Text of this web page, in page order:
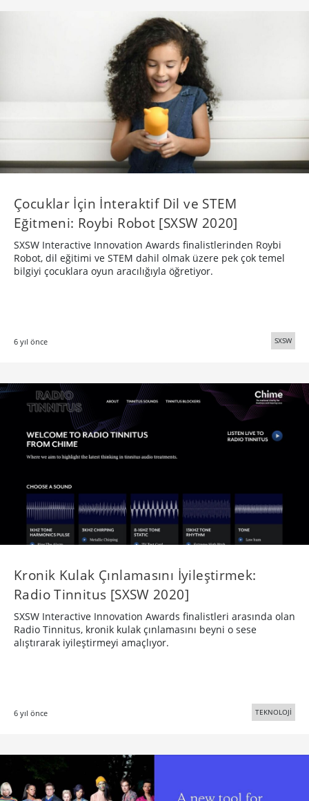
Çocuklar İçin İnteraktif Dil ve STEM
Eğitmeni: Roybi Robot [SXSW 2020]
SXSW Interactive Innovation Awards finalistlerinden Roybi
Robot, dil eğitimi ve STEM dahil olmak üzere pek çok temel
bilgiyi çocuklara oyun aracılığıyla öğretiyor.
6 yıl önce SXSW
Kronik Kulak Çınlamasını İyileştirmek:
Radio Tinnitus [SXSW 2020]
SXSW Interactive Innovation Awards finalistleri arasında olan
Radio Tinnitus, kronik kulak çınlamasını beyni o sese
alıştırarak iyileştirmeyi amaçlıyor.
6 yıl önce TEKNOLOJİ